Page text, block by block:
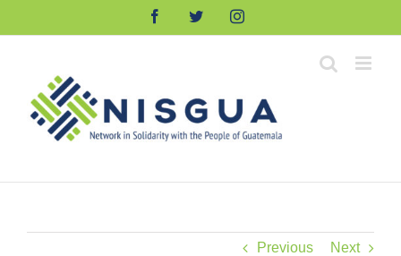
FacebookTwitterInstagram
Previous Next